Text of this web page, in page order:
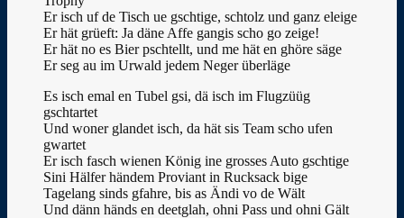
Er isch uf de Tisch ue gschtige, schtolz und ganz eleige
Er hät grüeft: Ja däne Affe gangis scho go zeige!
Er hät no es Bier pschtellt, und me hät en ghöre säge
Er seg au im Urwald jedem Neger überläge
Es isch emal en Tubel gsi, dä isch im Flugzüüg
gschtartet
Und woner glandet isch, da hät sis Team scho ufen
gwartet
Er isch fasch wienen König ine grosses Auto gschtige
Sini Hälfer händem Proviant in Rucksack bige
Tagelang sinds gfahre, bis as Ändi vo de Wält
Und dänn händs en deetglah, ohni Pass und ohni Gält